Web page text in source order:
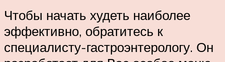
Чтобы начать худеть наиболее
эффективно, обратитесь к
специалисту-гастроэнтерологу. Он